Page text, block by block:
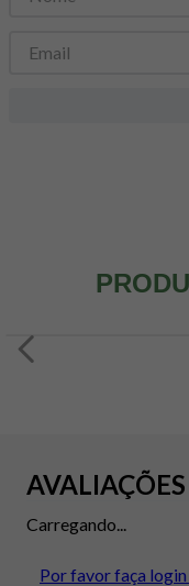
AVALIAÇÕES
Carregando...
Por favor faça
8º snack proteico
9 psyllium